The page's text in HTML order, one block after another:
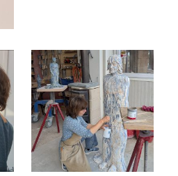
Glazuren Raining my
Tears II